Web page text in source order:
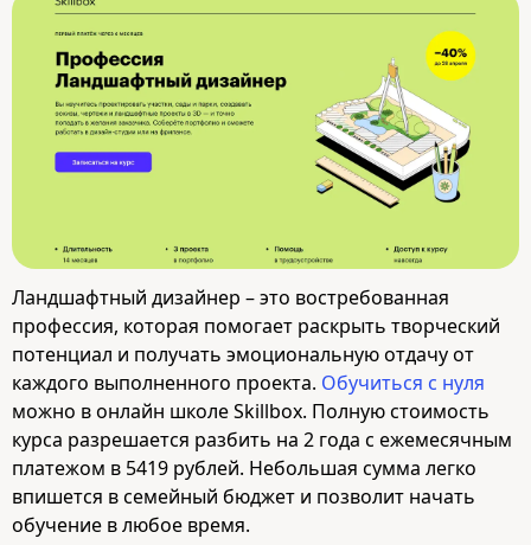
Ландшафтный дизайнер – это востребованная
профессия, которая помогает раскрыть творческий
потенциал и получать эмоциональную отдачу от
каждого выполненного проекта. Обучиться с нуля
можно в онлайн школе Skillbox. Полную стоимость
курса разрешается разбить на 2 года с ежемесячным
платежом в 5419 рублей. Небольшая сумма легко
впишется в семейный бюджет и позволит начать
обучение в любое время.